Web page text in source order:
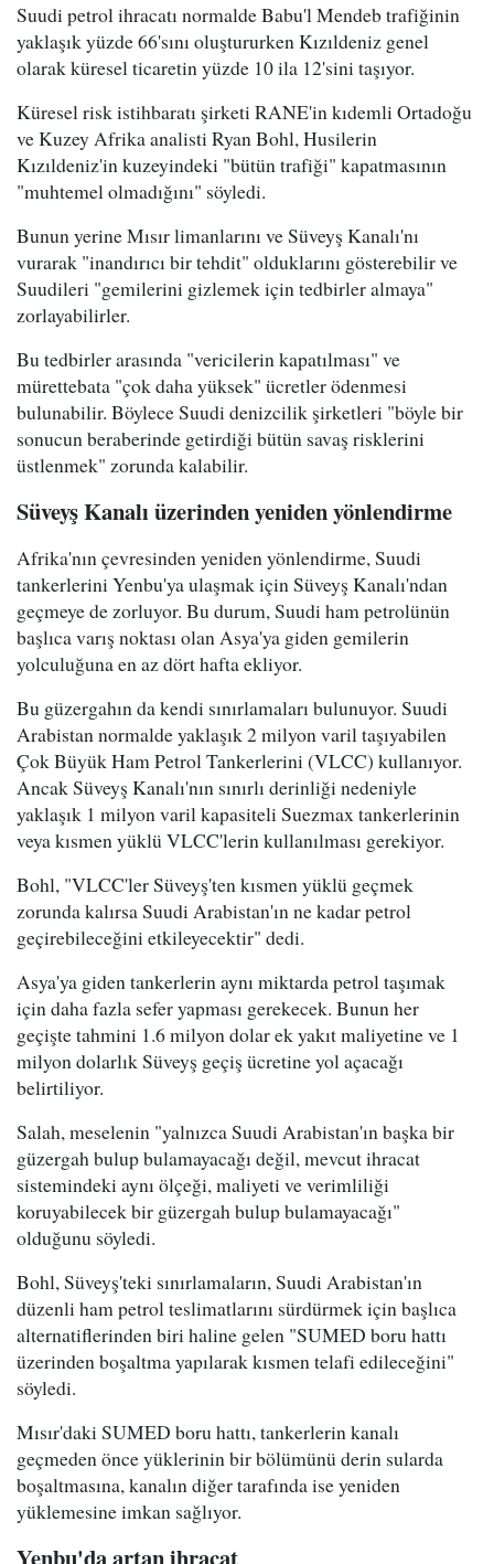
Suudi petrol ihracatı normalde Babu'l Mendeb trafiğinin
yaklaşık yüzde 66'sını oluştururken Kızıldeniz genel
olarak küresel ticaretin yüzde 10 ila 12'sini taşıyor.
Küresel risk istihbaratı şirketi RANE'in kıdemli Ortadoğu
ve Kuzey Afrika analisti Ryan Bohl, Husilerin
Kızıldeniz'in kuzeyindeki "bütün trafiği" kapatmasının
"muhtemel olmadığını" söyledi.
Bunun yerine Mısır limanlarını ve Süveyş Kanalı'nı
vurarak "inandırıcı bir tehdit" olduklarını gösterebilir ve
Suudileri "gemilerini gizlemek için tedbirler almaya"
zorlayabilirler.
Bu tedbirler arasında "vericilerin kapatılması" ve
mürettebata "çok daha yüksek" ücretler ödenmesi
bulunabilir. Böylece Suudi denizcilik şirketleri "böyle bir
sonucun beraberinde getirdiği bütün savaş risklerini
üstlenmek" zorunda kalabilir.
Süveyş Kanalı üzerinden yeniden yönlendirme
Afrika'nın çevresinden yeniden yönlendirme, Suudi
tankerlerini Yenbu'ya ulaşmak için Süveyş Kanalı'ndan
geçmeye de zorluyor. Bu durum, Suudi ham petrolünün
başlıca varış noktası olan Asya'ya giden gemilerin
yolculuğuna en az dört hafta ekliyor.
Bu güzergahın da kendi sınırlamaları bulunuyor. Suudi
Arabistan normalde yaklaşık 2 milyon varil taşıyabilen
Çok Büyük Ham Petrol Tankerlerini (VLCC) kullanıyor.
Ancak Süveyş Kanalı'nın sınırlı derinliği nedeniyle
yaklaşık 1 milyon varil kapasiteli Suezmax tankerlerinin
veya kısmen yüklü VLCC'lerin kullanılması gerekiyor.
Bohl, "VLCC'ler Süveyş'ten kısmen yüklü geçmek
zorunda kalırsa Suudi Arabistan'ın ne kadar petrol
geçirebileceğini etkileyecektir" dedi.
Asya'ya giden tankerlerin aynı miktarda petrol taşımak
için daha fazla sefer yapması gerekecek. Bunun her
geçişte tahmini 1.6 milyon dolar ek yakıt maliyetine ve 1
milyon dolarlık Süveyş geçiş ücretine yol açacağı
belirtiliyor.
Salah, meselenin "yalnızca Suudi Arabistan'ın başka bir
güzergah bulup bulamayacağı değil, mevcut ihracat
sistemindeki aynı ölçeği, maliyeti ve verimliliği
koruyabilecek bir güzergah bulup bulamayacağı"
olduğunu söyledi.
Bohl, Süveyş'teki sınırlamaların, Suudi Arabistan'ın
düzenli ham petrol teslimatlarını sürdürmek için başlıca
alternatiflerinden biri haline gelen "SUMED boru hattı
üzerinden boşaltma yapılarak kısmen telafi edileceğini"
söyledi.
Mısır'daki SUMED boru hattı, tankerlerin kanalı
geçmeden önce yüklerinin bir bölümünü derin sularda
boşaltmasına, kanalın diğer tarafında ise yeniden
yüklemesine imkan sağlıyor.